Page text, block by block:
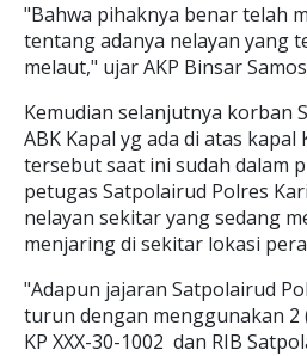
"Bahwa pihaknya benar telah
tentang adanya nelayan yang
melaut," ujar AKP Binsar
Kemudian selanjutnya korban
ABK Kapal yg ada di atas kapal
tersebut saat ini sudah dalam
petugas Satpolairud Polres
nelayan sekitar yang sedang
menjaring di sekitar lokasi
"Adapun jajaran Satpolairud
turun dengan menggunakan 2
KP XXX-30-1002 dan RIB